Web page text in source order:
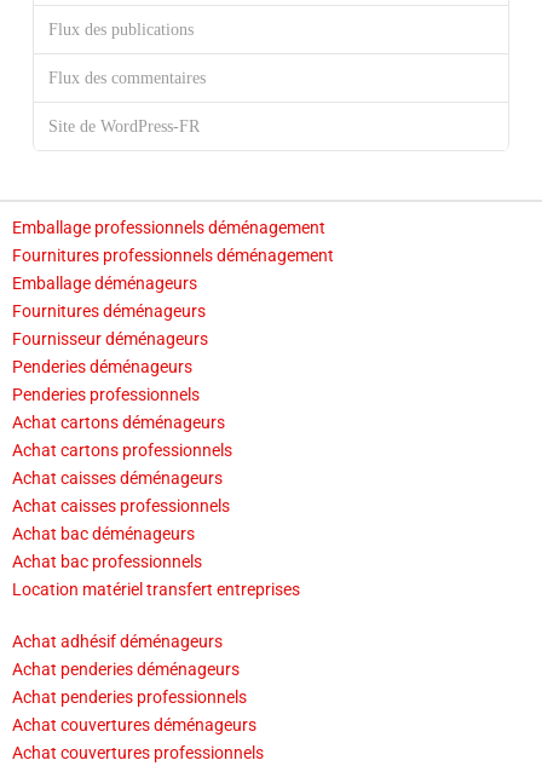
Flux des publications
Flux des commentaires
Site de WordPress-FR
Emballage professionnels déménagement
Fournitures professionnels déménagement
Emballage déménageurs
Fournitures déménageurs
Fournisseur déménageurs
Penderies déménageurs
Penderies professionnels
Achat cartons déménageurs
Achat cartons professionnels
Achat caisses déménageurs
Achat caisses professionnels
Achat bac déménageurs
Achat bac professionnels
Location matériel transfert entreprises
Achat adhésif déménageurs
Achat penderies déménageurs
Achat penderies professionnels
Achat couvertures déménageurs
Achat couvertures professionnels